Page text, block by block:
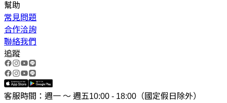
幫助
常見問題
合作洽詢
聯絡我們
追蹤
客服時間：週一 ～ 週五10:00 - 18:00（國定假日除外）